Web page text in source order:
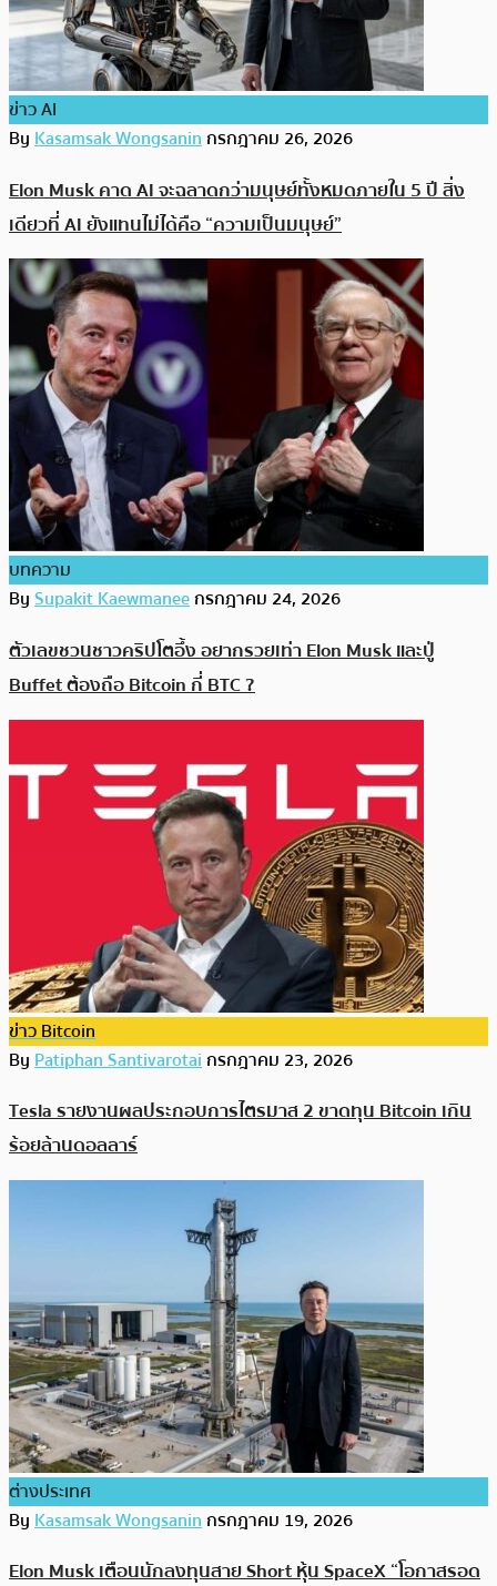
ข่าว AI
ByKasamsak Wongsaninกรกฎาคม 26, 2026
Elon Musk คาด AI จะฉลาดกว่ามนุษย์ทั้งหมดภายใน 5 ปี สิ่ง
เดียวที่ AI ยังแทนไม่ได้คือ “ความเป็นมนุษย์”
บทความ
BySupakit Kaewmaneeกรกฎาคม 24, 2026
ตัวเลขชวนชาวคริปโตอึ้ง อยากรวยเท่า Elon Musk และปู่
Buffet ต้องถือ Bitcoin กี่ BTC ?
ข่าว Bitcoin
ByPatiphan Santivarotaiกรกฎาคม 23, 2026
Tesla รายงานผลประกอบการไตรมาส 2 ขาดทุน Bitcoin เกิน
ร้อยล้านดอลลาร์
ต่างประเทศ
ByKasamsak Wongsaninกรกฎาคม 19, 2026
Elon Musk เตือนนักลงทุนสาย Short หุ้น SpaceX “โอกาสรอด